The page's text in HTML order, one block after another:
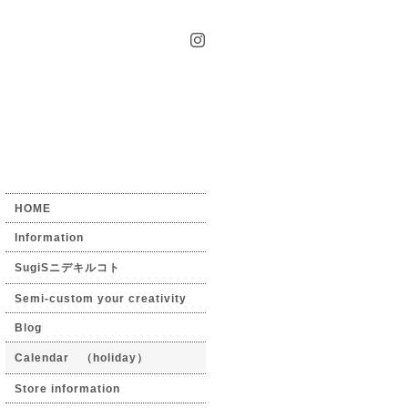
HOME
Information
SugiSニデキルコト
Semi-custom your creativity
Blog
Calendar （holiday）
Store information